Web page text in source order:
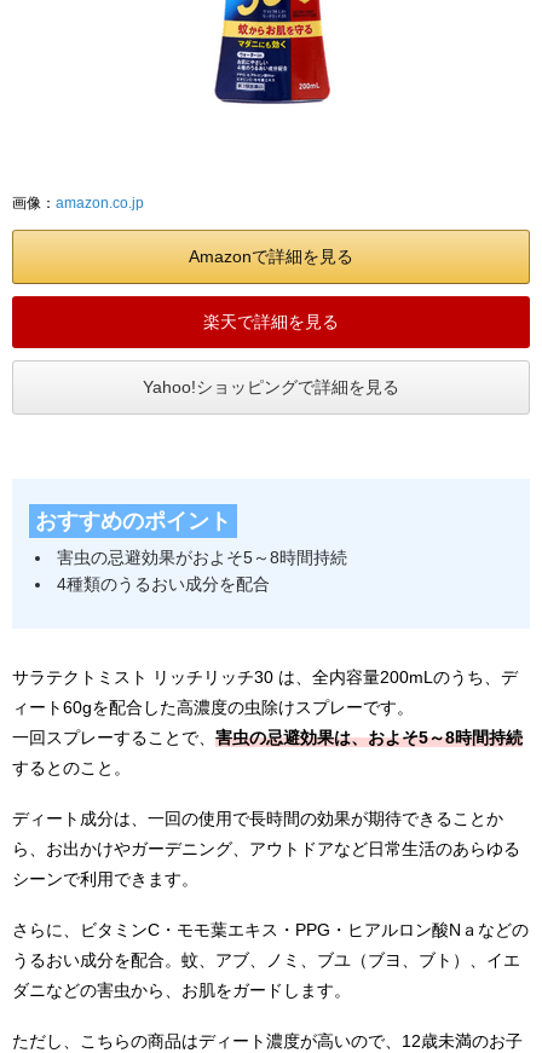
画像： amazon.co.jp
Amazonで詳細を見る
楽天で詳細を見る
Yahoo!ショッピングで詳細を見る
おすすめのポイント
害虫の忌避効果がおよそ5～8時間持続
4種類のうるおい成分を配合
サラテクトミスト リッチリッチ30 は、全内容量200mLのうち、デ
ィート60gを配合した高濃度の虫除けスプレーです。
一回スプレーすることで、 害虫の忌避効果は、およそ5～8時間持続
するとのこと。
ディート成分は、一回の使用で長時間の効果が期待できることか
ら、お出かけやガーデニング、アウトドアなど日常生活のあらゆる
シーンで利用できます。
さらに、ビタミンC・モモ葉エキス・PPG・ヒアルロン酸Nａなどの
うるおい成分を配合。蚊、アブ、ノミ、ブユ（ブヨ、ブト）、イエ
ダニなどの害虫から、お肌をガードします。
ただし、こちらの商品はディート濃度が高いので、12歳未満のお子